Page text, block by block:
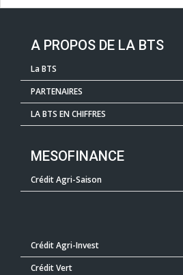
A PROPOS DE LA BTS
La BTS
PARTENAIRES
LA BTS EN CHIFFRES
MESOFINANCE
Crédit Agri-Saison
Crédit Agri-Invest
Crédit Vert